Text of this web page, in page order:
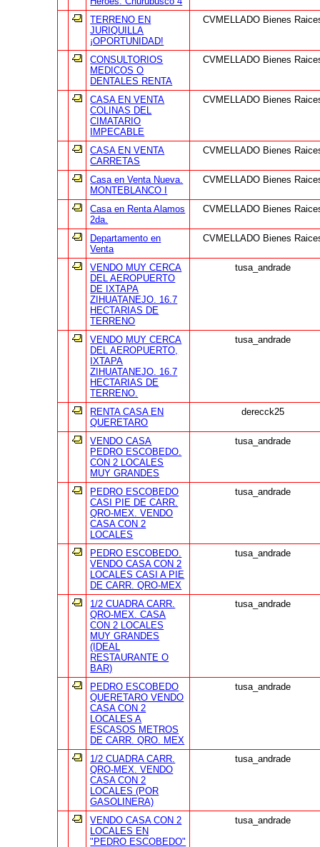
TERRENO EN
JURIQUILLA
¡OPORTUNIDAD!
CVMELLADO Bienes
CONSULTORIOS
MEDICOS O
DENTALES RENTA
CVMELLADO Bienes
CASA EN VENTA
COLINAS DEL
CIMATARIO
IMPECABLE
CVMELLADO Bienes
CASA EN VENTA
CARRETAS
CVMELLADO Bienes
Casa en Venta Nueva.
MONTEBLANCO I
CVMELLADO Bienes
Casa en Renta Alamos
2da.
CVMELLADO Bienes
Departamento en
Venta
CVMELLADO Bienes
VENDO MUY CERCA
DEL AEROPUERTO
DE IXTAPA
ZIHUATANEJO. 16.7
HECTARIAS DE
TERRENO
tusa_andrade
VENDO MUY CERCA
DEL AEROPUERTO,
IXTAPA
ZIHUATANEJO. 16.7
HECTARIAS DE
TERRENO.
tusa_andrade
RENTA CASA EN
QUERETARO
derecck25
VENDO CASA
PEDRO ESCOBEDO.
CON 2 LOCALES
MUY GRANDES
tusa_andrade
PEDRO ESCOBEDO
CASI PIE DE CARR.
QRO-MEX. VENDO
CASA CON 2
LOCALES
tusa_andrade
PEDRO ESCOBEDO.
VENDO CASA CON 2
LOCALES CASI A PIE
DE CARR. QRO-MEX
tusa_andrade
1/2 CUADRA CARR.
QRO-MEX. CASA
CON 2 LOCALES
MUY GRANDES
(IDEAL
RESTAURANTE O
BAR)
tusa_andrade
PEDRO ESCOBEDO
QUERETARO VENDO
CASA CON 2
LOCALES A
ESCASOS METROS
DE CARR. QRO. MEX
tusa_andrade
1/2 CUADRA CARR.
QRO-MEX. VENDO
CASA CON 2
LOCALES (POR
GASOLINERA)
tusa_andrade
VENDO CASA CON 2
LOCALES EN
"PEDRO ESCOBEDO"
tusa_andrade